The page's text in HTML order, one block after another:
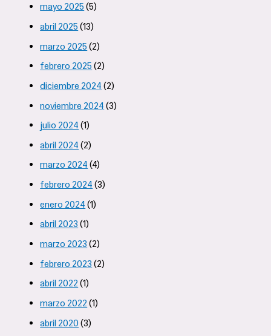
mayo 2025 (5)
abril 2025 (13)
marzo 2025 (2)
febrero 2025 (2)
diciembre 2024 (2)
noviembre 2024 (3)
julio 2024 (1)
abril 2024 (2)
marzo 2024 (4)
febrero 2024 (3)
enero 2024 (1)
abril 2023 (1)
marzo 2023 (2)
febrero 2023 (2)
abril 2022 (1)
marzo 2022 (1)
abril 2020 (3)